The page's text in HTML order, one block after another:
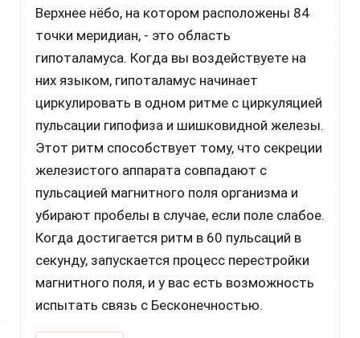
Верхнее нёбо, на котором расположены 84
точки меридиан, - это область
гипоталамуса. Когда вы воздействуете на
них языком, гипоталамус начинает
циркулировать в одном ритме с циркуляцией
пульсации гипофиза и шишковидной железы.
Этот ритм способствует тому, что секреции
железистого аппарата совпадают с
пульсацией магнитного поля организма и
убирают пробелы в случае, если поле слабое.
Когда достигается ритм в 60 пульсаций в
секунду, запускается процесс перестройки
магнитного поля, и у вас есть возможность
испытать связь с Бесконечностью.